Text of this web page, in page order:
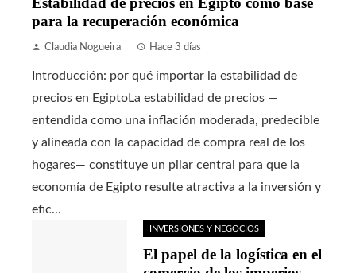
para la recuperación económica
Claudia Nogueira Hace 3 días
Introducción: por qué importar la estabilidad de
precios en EgiptoLa estabilidad de precios —
entendida como una inflación moderada, predecible
y alineada con la capacidad de compra real de los
hogares— constituye un pilar central para que la
economía de Egipto resulte atractiva a la inversión y
efic...
INVERSIONES Y NEGOCIOS
El papel de la logística en el